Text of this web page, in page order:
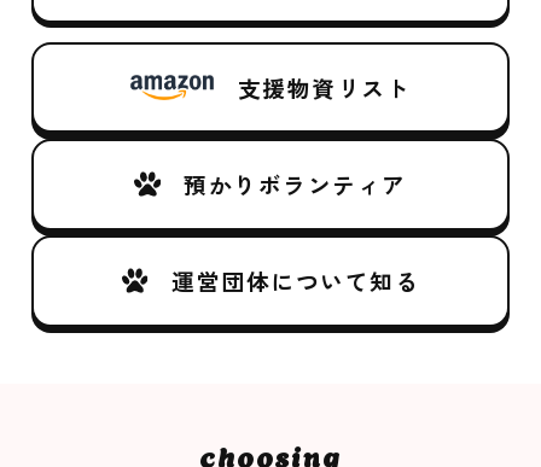
支援物資リスト
預かりボランティア
運営団体について知る